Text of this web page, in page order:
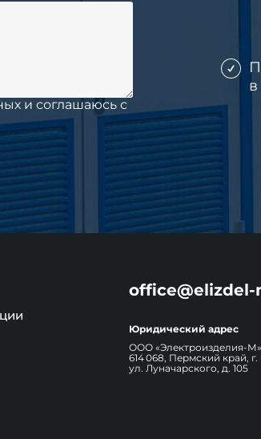
и соглашаюсь c
office@elizdel-
Юридический адрес
ООО «Электроизделия-М»
614 068, Пермский край,
ул. Луначарского, д. 105